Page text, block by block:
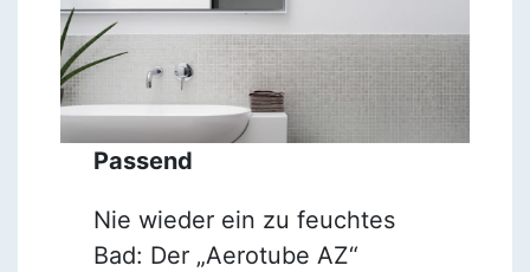
Passend
Nie wieder ein zu feuchtes
Bad: Der „Aerotube AZ“